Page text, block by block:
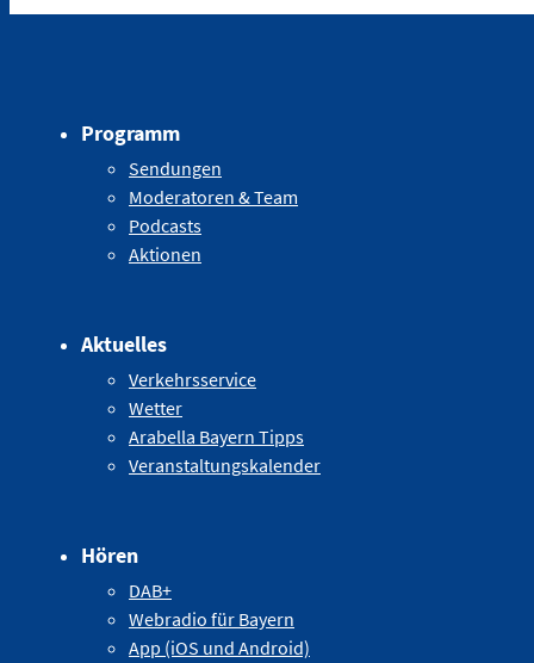
Programm
Sendungen
Moderatoren & Team
Podcasts
Aktionen
Aktuelles
Verkehrsservice
Wetter
Arabella Bayern Tipps
Veranstaltungskalender
Hören
DAB+
Webradio für Bayern
App (iOS und Android)